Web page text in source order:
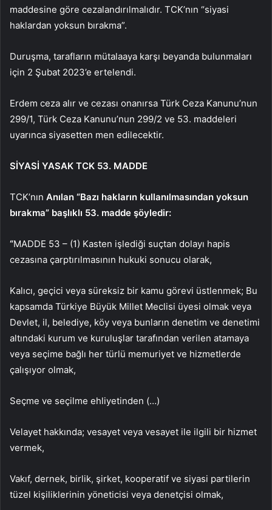
maddesine göre cezalandırılmalıdır. TCK’nın “siyasi
haklardan yoksun bırakma”.
Duruşma, tarafların mütalaaya karşı beyanda bulunmaları
için 2 Şubat 2023’e ertelendi.
Erdem ceza alır ve cezası onanırsa Türk Ceza Kanunu’nun
299/1, Türk Ceza Kanunu’nun 299/2 ve 53. maddeleri
uyarınca siyasetten men edilecektir.
SİYASİ YASAK TCK 53. MADDE
TCK’nın Anılan “Bazı hakların kullanılmasından yoksun
bırakma” başlıklı 53. madde şöyledir:
“MADDE 53 – (1) Kasten işlediği suçtan dolayı hapis
cezasına çarptırılmasının hukuki sonucu olarak,
Kalıcı, geçici veya süreksiz bir kamu görevi üstlenmek; Bu
kapsamda Türkiye Büyük Millet Meclisi üyesi olmak veya
Devlet, il, belediye, köy veya bunların denetim ve denetimi
altındaki kurum ve kuruluşlar tarafından verilen atamaya
veya seçime bağlı her türlü memuriyet ve hizmetlerde
çalışıyor olmak,
Seçme ve seçilme ehliyetinden (…)
Velayet hakkında; vesayet veya vesayet ile ilgili bir hizmet
vermek,
Vakıf, dernek, birlik, şirket, kooperatif ve siyasi partilerin
tüzel kişiliklerinin yöneticisi veya denetçisi olmak,